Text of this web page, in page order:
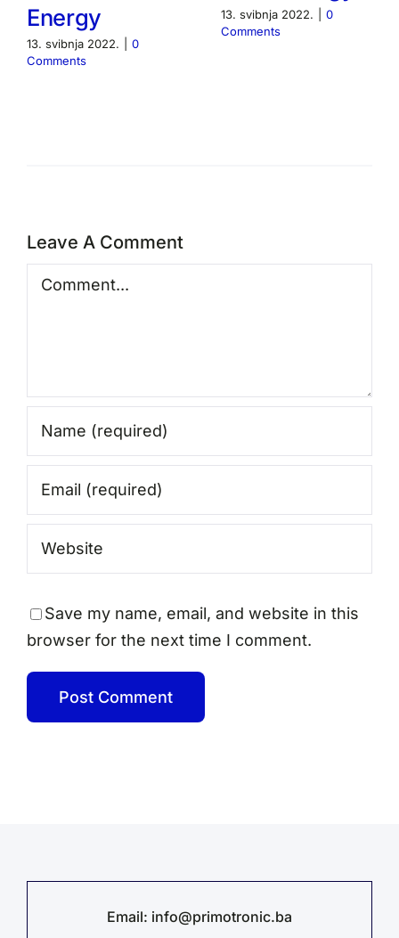
Energy
13. svibnja 2022.
0
Comments
13. svibnja 2022.
0
Comments
Leave A Comment
Comment
Save my name, email, and website in this
browser for the next time I comment.
Email: info@primotronic.ba